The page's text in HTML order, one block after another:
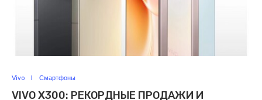
Vivo Смартфоны
VIVO X300: РЕКОРДНЫЕ ПРОДАЖИ И